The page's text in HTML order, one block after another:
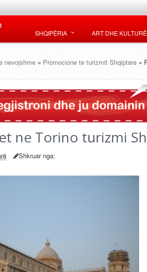
SHQIPËRIA ART DHE KULTURË
nevojshme » Promocione te turizmit Shqiptare »
ne Torino turizmi
Shkruar nga: